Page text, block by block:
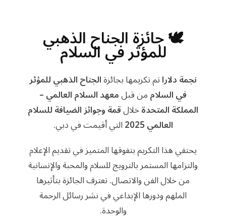
🕊️ جائزة الجناح الذهبي
للمؤثر في السلام
نجمة دلاراتم تكريمها بجائزةالجناح الذهبي للمؤثر
في السلاممن قبلمعهد السلام العالمي –
المملكة المتحدةخلالقمة وجوائز الضيافة للسلام
العالمي 2025
التي أقيمت في دبي.
يحتفي هذا التكريم بتفوقها المتميز في تقديم الإعلام
والتزامها المستمر بالترويج للسلام والمحبة والإنسانية
من خلال الفن والاتصال. تعترف الجائزة بتأثيرها
الملهم ودورها الإبداعي في نشر رسائل الرحمة
والوحدة.